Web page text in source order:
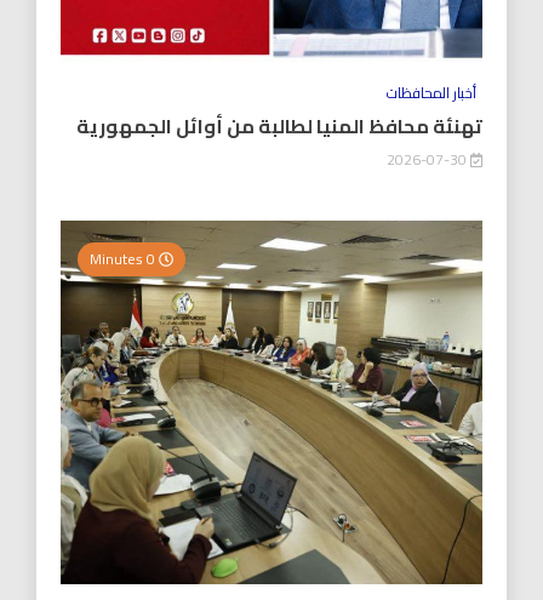
أخبار المحافظات
تهنئة محافظ المنيا لطالبة من أوائل الجمهورية